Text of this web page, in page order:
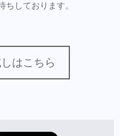
ちしております。
はこちら